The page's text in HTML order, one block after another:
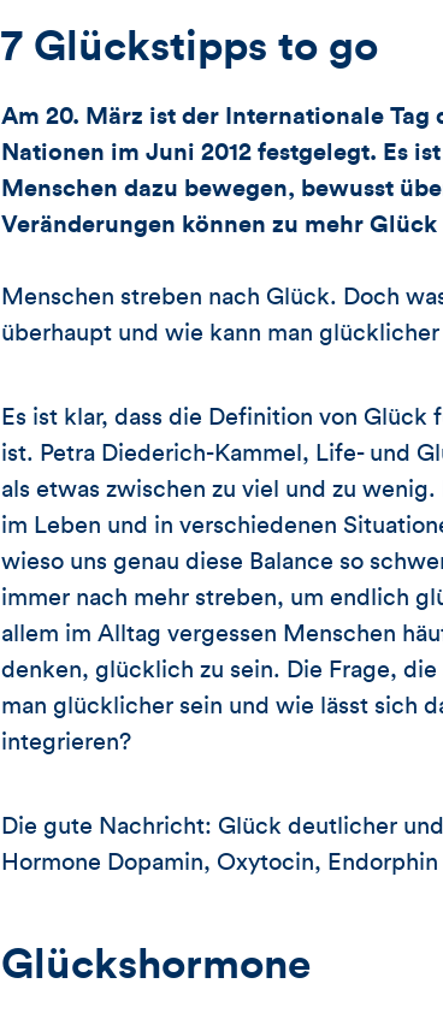
7 Glückstipps to go
Am 20. März ist der Internationale Tag
Nationen im Juni 2012 festgelegt. Es
Menschen dazu bewegen, bewusst
Veränderungen können zu mehr
Menschen streben nach Glück. Doch
überhaupt und wie kann man
Es ist klar, dass die Definition von Glück
ist. Petra Diederich-Kammel, Life- und
als etwas zwischen zu viel und zu
im Leben und in verschiedenen
wieso uns genau diese Balance so
immer nach mehr streben, um endlich
allem im Alltag vergessen Menschen
denken, glücklich zu sein. Die Frage,
man glücklicher sein und wie lässt sich
integrieren?
Die gute Nachricht: Glück deutlicher
Hormone Dopamin, Oxytocin,
Glückshormone